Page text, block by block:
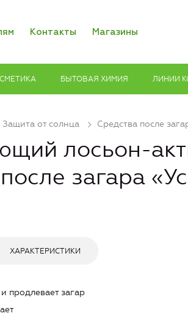
Контакты Магазины
БЫТОВАЯ ХИМИЯ ЛИНИИ
Защита от солнца Средства после
лосьон-
загара
ХАРАКТЕРИСТИКИ
продлевает загар